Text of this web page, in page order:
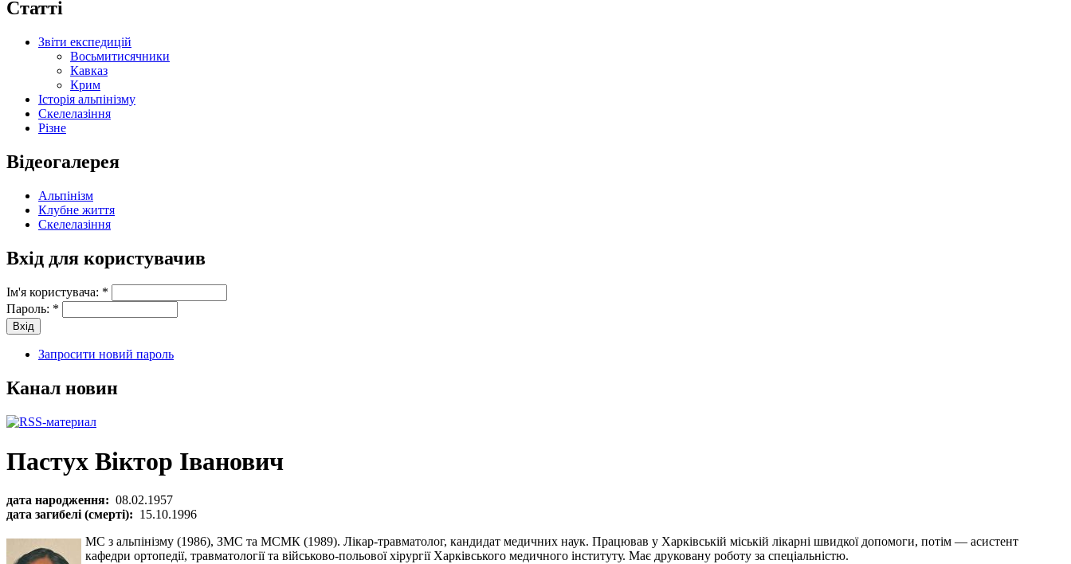
Статті
Звіти експедицій
Восьмитисячники
Кавказ
Крим
Історія альпінізму
Скелелазіння
Різне
Відеогалерея
Альпінізм
Клубне життя
Скелелазіння
Вхід для користувачив
Ім'я користувача: *
Пароль: *
Запросити новий пароль
Канал новин
Пастух Віктор Іванович
дата народження: 08.02.1957
дата загибелі (смерті): 15.10.1996
МС з альпінізму (1986), ЗМС та МСМК (1989). Лікар-травматолог, кандидат медичних наук. Працював у Харківській міській лікарні швидкої допомоги, потім — асистент
кафедри ортопедії, травматології та військово-польової хірургії Харківського медичного інституту. Має друковану роботу за спеціальністю.